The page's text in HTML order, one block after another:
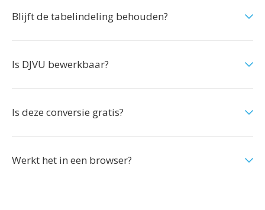
Blijft de tabelindeling behouden?
Is DJVU bewerkbaar?
Is deze conversie gratis?
Werkt het in een browser?